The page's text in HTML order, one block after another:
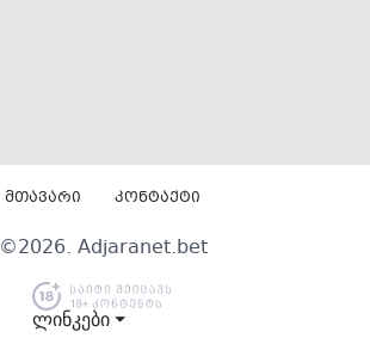
მთავარი კონტაქტი
ლინკები ⏷
©2026. Adjaranet.bet